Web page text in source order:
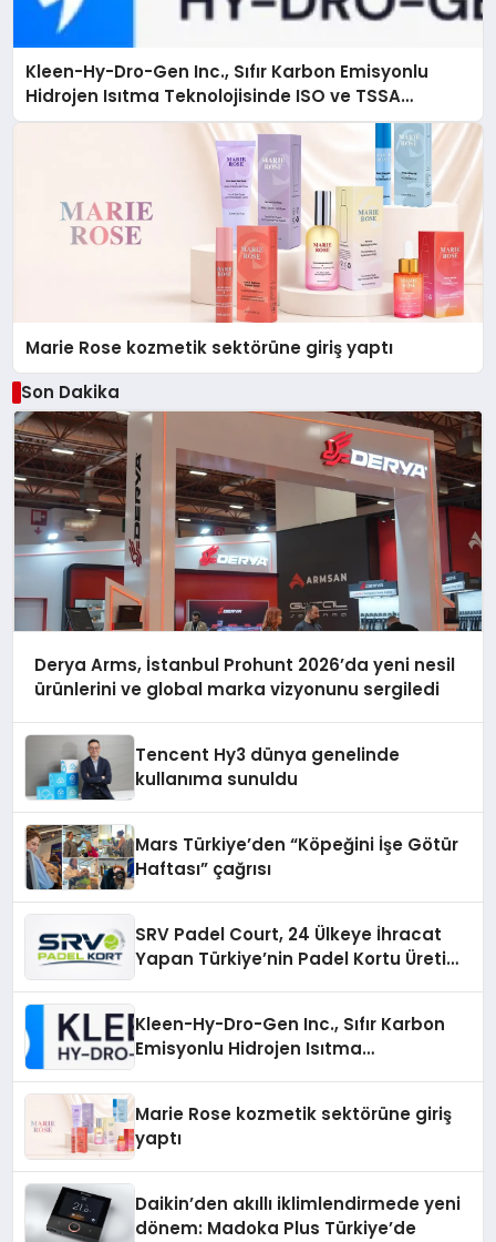
Kleen-Hy-Dro-Gen Inc., Sıfır Karbon Emisyonlu
Hidrojen Isıtma Teknolojisinde ISO ve TSSA
Düzenleyici Onaylarını Aldı
Marie Rose kozmetik sektörüne giriş yaptı
Son Dakika
Derya Arms, İstanbul Prohunt 2026’da yeni nesil
ürünlerini ve global marka vizyonunu sergiledi
Tencent Hy3 dünya genelinde
kullanıma sunuldu
Mars Türkiye’den “Köpeğini İşe Götür
Haftası” çağrısı
SRV Padel Court, 24 Ülkeye İhracat
Yapan Türkiye’nin Padel Kortu Üretim
Kleen-Hy-Dro-Gen Inc., Sıfır Karbon
Emisyonlu Hidrojen Isıtma
Marie Rose kozmetik sektörüne giriş
yaptı
Daikin’den akıllı iklimlendirmede yeni
dönem: Madoka Plus Türkiye’de